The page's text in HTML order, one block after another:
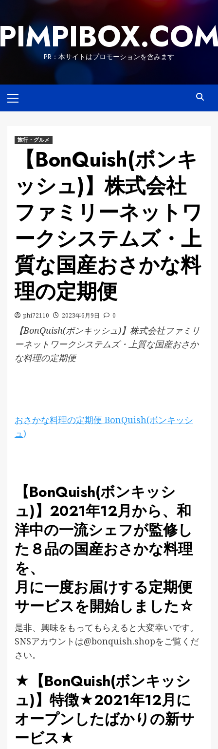
content
PR：本サイトはプロモーションを含みます
Menu
旅行・グルメ
【BonQuish(ボンキ
ッシュ)】株式会社
ファミリーネットワ
ークシステムズ・上
質な国産おさかな料
理の定期便
phi72110 2023年6月9日 0
【BonQuish(ボンキッシュ)】株式会社ファミリ
ーネットワークシステムズ・上質な国産おさか
な料理の定期便
おさかな料理の定期便 BonQuish(ボンキッシ
ュ)
【BonQuish(ボンキッシ
ュ)】2021年12月から、和
洋中の一流シェフが監修し
た８品の国産おさかな料理
を、
月に一度お届けする定期便
サービスを開始しました☆
是非、興味をもってもらえると大変幸いです。
SNSアカウントは@bonquish.shopをご覧くだ
さい。
★【BonQuish(ボンキッシ
ュ)】特徴★2021年12月に
オープンしたばかりの新サ
ービス★